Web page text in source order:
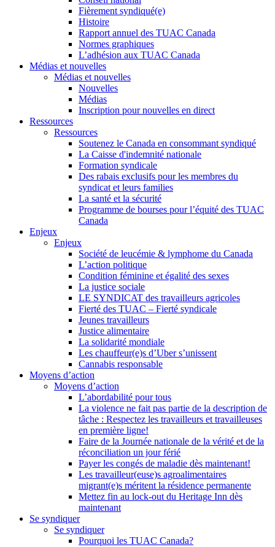
Fièrement syndiqué(e)
Histoire
Rapport annuel des TUAC Canada
Normes graphiques
L’adhésion aux TUAC Canada
Médias et nouvelles
Médias et nouvelles
Nouvelles
Médias
Inscription pour nouvelles en direct
Ressources
Ressources
Soutenez le Canada en consommant syndiqué
La Caisse d'indemnité nationale
Formation syndicale
Des rabais exclusifs pour les membres du
syndicat et leurs families
La santé et la sécurité
Programme de bourses pour l’équité des TUAC
Canada
Enjeux
Enjeux
Société de leucémie & lymphome du Canada
L’action politique
Condition féminine et égalité des sexes
La justice sociale
LE SYNDICAT des travailleurs agricoles
Fierté des TUAC – Fierté syndicale
Jeunes travailleurs
Justice alimentaire
La solidarité mondiale
Les chauffeur(e)s d’Uber s’unissent
Cannabis responsable
Moyens d’action
Moyens d’action
L’abordabilité pour tous
La violence ne fait pas partie de la description de
tâche : Respectez les travailleurs et travailleuses
en première ligne!
Faire de la Journée nationale de la vérité et de la
réconciliation un jour férié
Payer les congés de maladie dès maintenant!
Les travailleur(euse)s agroalimentaires
migrant(e)s méritent la résidence permanente
Mettez fin au lock-out du Heritage Inn dès
maintenant
Se syndiquer
Se syndiquer
Pourquoi les TUAC Canada?